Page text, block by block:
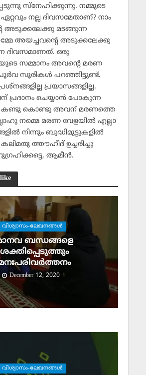
സ്‌നേഹിക്കുന്നു. നമ്മുടെ
നല്ല ദിവസമേതാണ്? നാം
അടുക്കലേക്കു മടങ്ങുന്ന
അയച്ചവന്റെ അടുക്കലേക്കു
ദിവസമാണത്. ഒരു
സമ്മാനം അവന്റെ മരണ
സൂരികള്‍ പറഞ്ഞിട്ടുണ്ട്.
പ്രയാസങ്ങളില്ല.
ചെയ്യാന്‍ പോകുന്ന
കണ്ടു കൊണ്ടു അവന് മരണത്തെ
നമ്മെ മരണ വേളയില്‍ എല്ലാ
നിന്നും ബുദ്ധിമുട്ടുകളില്‍
കലിമതു ത്തൗഹീദ് ഉച്ചരിച്ചു
ആമീന്‍.
വിശ്വാസം-ലേഖനങ്ങള്‍
ബന്ധങ്ങളെ
ശക്തിപ്പെടുത്തും
December 12, 2020
വിശ്വാസം-ലേഖനങ്ങള്‍